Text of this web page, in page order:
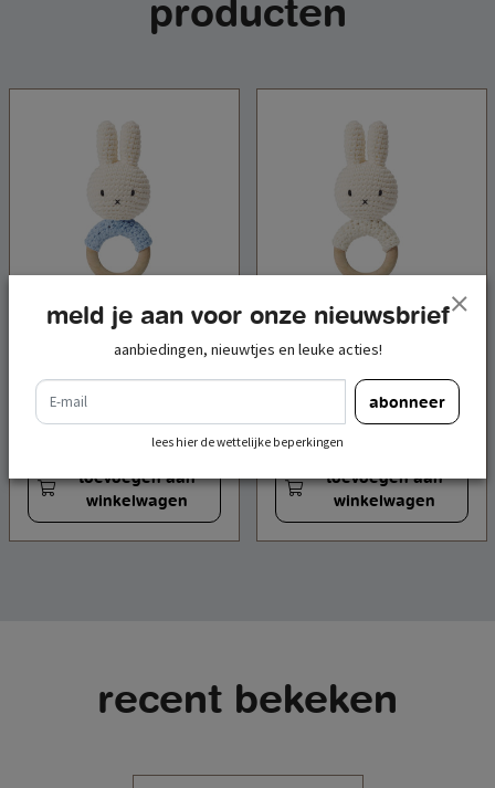
producten
judpromo
bijtring/rammelaar
pastel blauw
incl. btw
toevoegen aan
winkelwagen
judpromo
bijtring/rammelaar wit
toevoegen aan
winkelwagen
recent bekeken
meld je aan voor onze nieuwsbrief
aanbiedingen, nieuwtjes en leuke acties!
e-mail
abonneer
lees hier de wettelijke beperkingen